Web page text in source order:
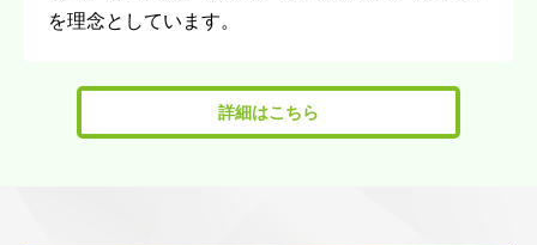
を理念としています。
詳細はこちら